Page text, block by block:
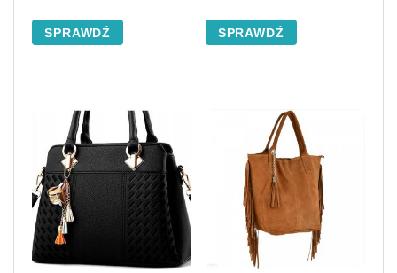
SPRAWDŹ SPRAWDŹ